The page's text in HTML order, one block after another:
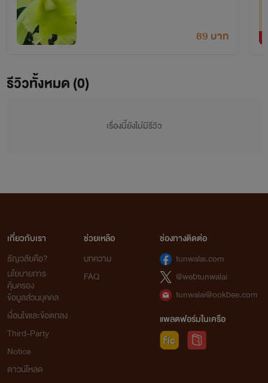
89 บาท
รีวิวทั้งหมด (0)
เรื่องนี้ยังไม่มีรีวิว
เกี่ยวกับเรา
ธัญวลัยคือ?
นโยบายการ
คุ้มครอง
ข้อมูลส่วนบุคคล
เงื่อนไขและข้อตกลง
Third-Party
Notice
ดาวน์โหลด
ช่วยเหลือ
บทความ
FAQ
ช่องทางติดต่อ
tunwalai.com
@webtunwalai
tunwalai@ookbee.com
แพลตฟอร์มในเครือ